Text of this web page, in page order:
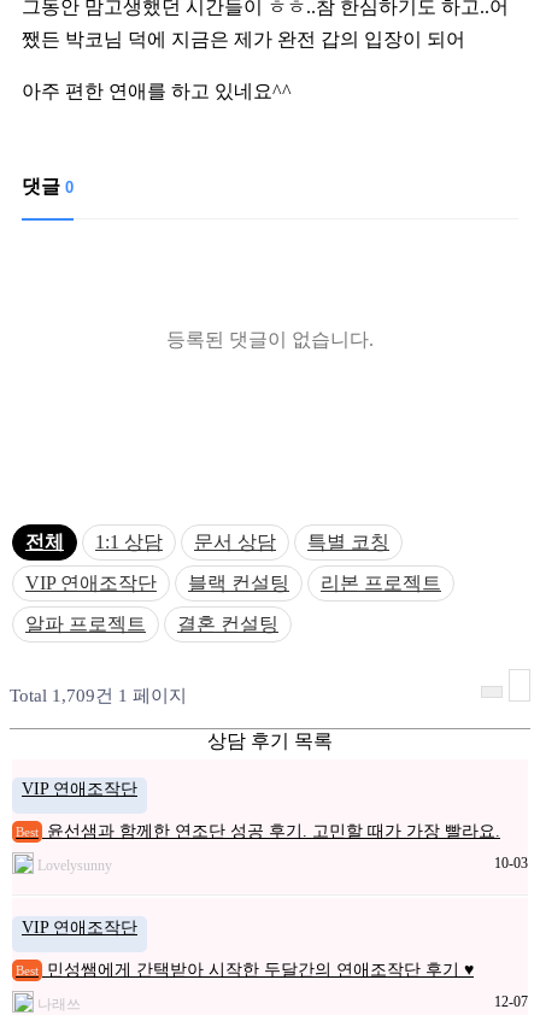
그동안 맘고생했던 시간들이 ㅎㅎ..참 한심하기도 하고..어
쨌든 박코님 덕에 지금은 제가 완전 갑의 입장이 되어
아주 편한 연애를 하고 있네요^^
댓글 0
등록된 댓글이 없습니다.
전체 1:1 상담 문서 상담
특별 코칭
VIP 연애조작단
블랙 컨설팅
리본 프로젝트
알파 프로젝트
결혼 컨설팅
Total 1,709건 1 페이지
상담 후기 목록
VIP 연애조작단
Best 윤선샘과 함께한 연조단 성공 후기. 고민할 때가 가장 빨라요.
Lovelysunny 10-03
VIP 연애조작단
Best 민성쌤에게 간택받아 시작한 두달간의 연애조작단 후기 ♥
나래쓰 12-07